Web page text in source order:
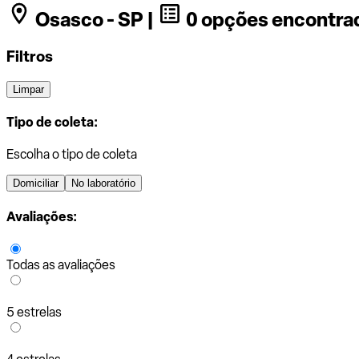
Osasco - SP | 0 opções
Filtros
Limpar
Tipo de coleta:
Escolha o tipo de coleta
Domiciliar No laboratório
Avaliações:
Todas as avaliações
5 estrelas